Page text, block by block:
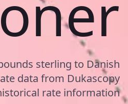
sterling to Danish
data from Dukascopy
rate information.